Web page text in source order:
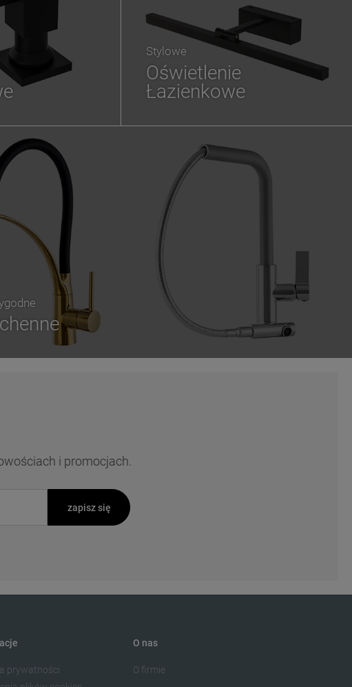
Stylowe
Oświetlenie
Łazienkowe
i promocjach.
zapisz się
prywatności
O nas
O firmie